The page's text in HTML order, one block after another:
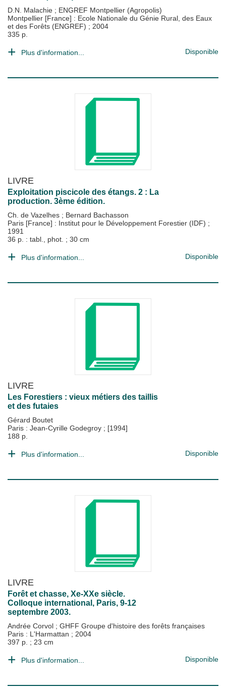
D.N. Malachie ; ENGREF Montpellier (Agropolis)
Montpellier [France] : Ecole Nationale du Génie Rural, des Eaux
et des Forêts (ENGREF) ; 2004
335 p.
Plus d'information... Disponible
LIVRE
Exploitation piscicole des étangs. 2 : La
production. 3ème édition.
Ch. de Vazelhes ; Bernard Bachasson
Paris [France] : Institut pour le Développement Forestier (IDF) ;
1991
36 p. : tabl., phot. ; 30 cm
Plus d'information... Disponible
LIVRE
Les Forestiers : vieux métiers des taillis
et des futaies
Gérard Boutet
Paris : Jean-Cyrille Godegroy ; [1994]
188 p.
Plus d'information... Disponible
LIVRE
Forêt et chasse, Xe-XXe siècle.
Colloque international, Paris, 9-12
septembre 2003.
Andrée Corvol ; GHFF Groupe d'histoire des forêts françaises
Paris : L'Harmattan ; 2004
397 p. ; 23 cm
Plus d'information... Disponible